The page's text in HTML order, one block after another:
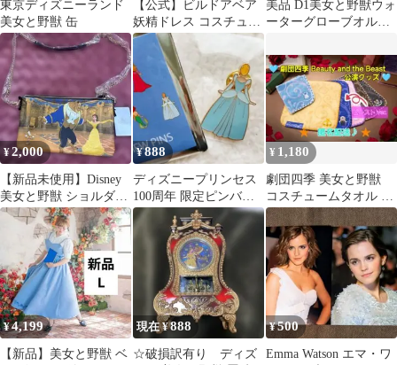
東京ディズニーランド
美女と野獣 缶
【公式】ビルドアベア
妖精ドレス コスチュー
ム
美品 D1美女と野獣ウォ
ーターグローブオルゴ
式 1991
¥2,000
【新品未使用】Disney
美女と野獣 ショルダー
バック
¥888
ディズニープリンセス
100周年 限定ピンバッ
ジ シンデレラ
¥ 1,180
劇団四季 美女と野獣
コスチュームタオル ビ
ースト ハンカチ ハ
ンドタオル 野獣
¥4,199
【新品】美女と野獣 ベ
現在 ¥888
☆破損訳有り ディズ
¥500
Emma Watson エマ・ワ